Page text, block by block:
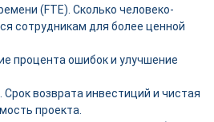
(FTE). Сколько человеко-
сотрудникам для более ценной
процента ошибок и улучшение
Срок возврата инвестиций и чистая
проекта.